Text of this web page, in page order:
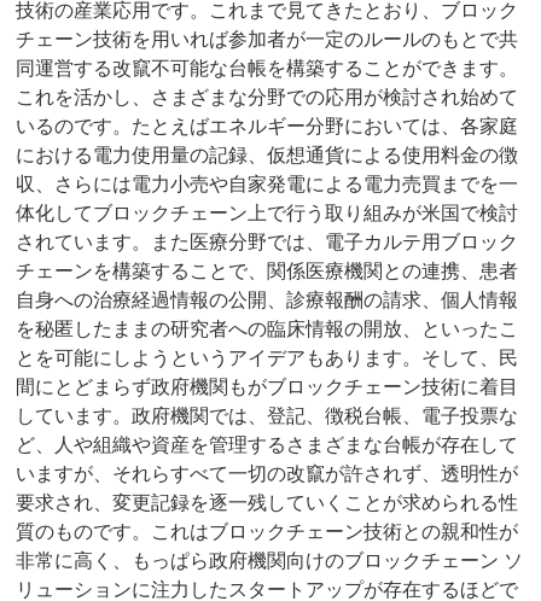
技術の産業応用です。これまで見てきたとおり、ブロック
チェーン技術を用いれば参加者が一定のルールのもとで共
同運営する改竄不可能な台帳を構築することができます。
これを活かし、さまざまな分野での応用が検討され始めて
いるのです。たとえばエネルギー分野においては、各家庭
における電力使用量の記録、仮想通貨による使用料金の徴
収、さらには電力小売や自家発電による電力売買までを一
体化してブロックチェーン上で行う取り組みが米国で検討
されています。また医療分野では、電子カルテ用ブロック
チェーンを構築することで、関係医療機関との連携、患者
自身への治療経過情報の公開、診療報酬の請求、個人情報
を秘匿したままの研究者への臨床情報の開放、といったこ
とを可能にしようというアイデアもあります。そして、民
間にとどまらず政府機関もがブロックチェーン技術に着目
しています。政府機関では、登記、徴税台帳、電子投票な
ど、人や組織や資産を管理するさまざまな台帳が存在して
いますが、それらすべて一切の改竄が許されず、透明性が
要求され、変更記録を逐一残していくことが求められる性
質のものです。これはブロックチェーン技術との親和性が
非常に高く、もっぱら政府機関向けのブロックチェーン ソ
リューションに注力したスタートアップが存在するほどで